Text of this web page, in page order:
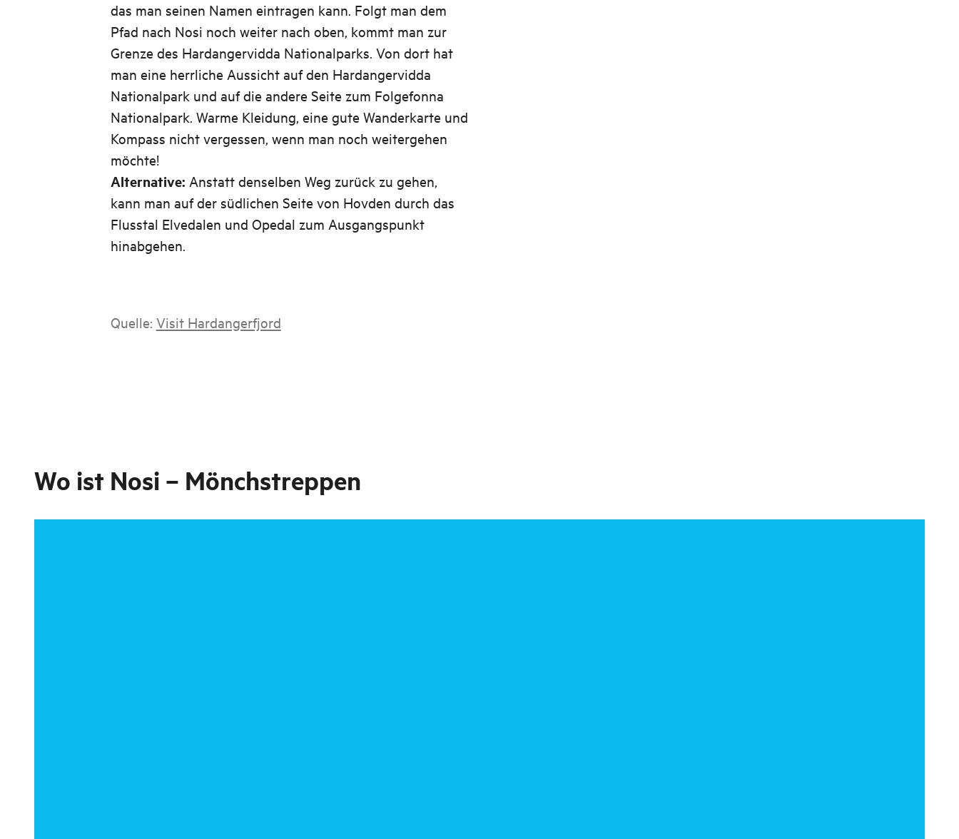
das man seinen Namen eintragen kann. Folgt man dem
Pfad nach Nosi noch weiter nach oben, kommt man zur
Grenze des Hardangervidda Nationalparks. Von dort hat
man eine herrliche Aussicht auf den Hardangervidda
Nationalpark und auf die andere Seite zum Folgefonna
Nationalpark. Warme Kleidung, eine gute Wanderkarte und
Kompass nicht vergessen, wenn man noch weitergehen
möchte!
Alternative: Anstatt denselben Weg zurück zu gehen,
kann man auf der südlichen Seite von Hovden durch das
Flusstal Elvedalen und Opedal zum Ausgangspunkt
hinabgehen.
Quelle: Visit Hardangerfjord
Wo ist Nosi – Mönchstreppen